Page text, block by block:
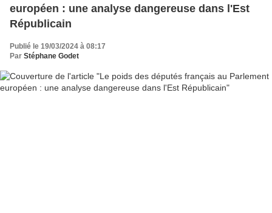
européen : une analyse dangereuse dans l'Est
Républicain
Publié le 19/03/2024 à 08:17
Par Stéphane Godet